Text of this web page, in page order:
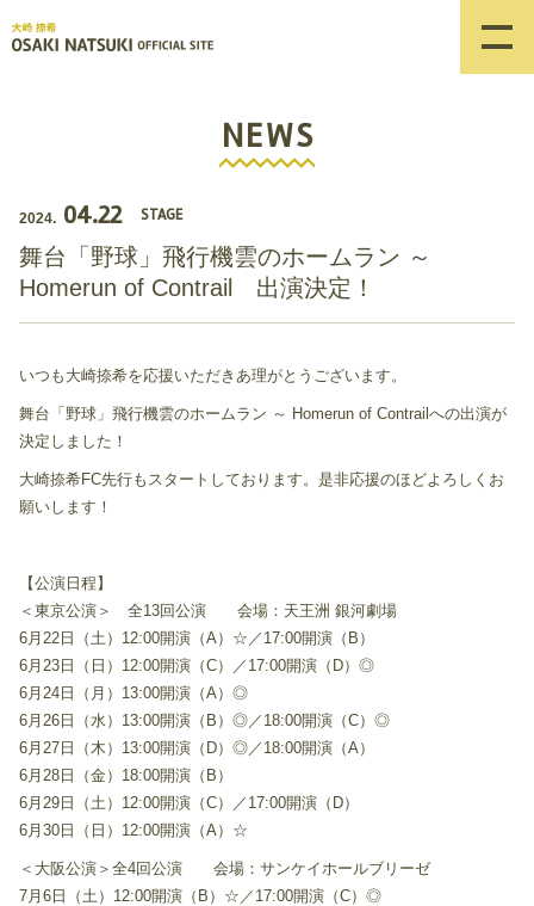
NEWS
2024. 04.22 STAGE
舞台「野球」飛行機雲のホームラン ～
Homerun of Contrail 出演決定！
いつも大崎捺希を応援いただきあ理がとうございます。
舞台「野球」飛行機雲のホームラン ～ Homerun of Contrailへの出演が
決定しました！
大崎捺希FC先行もスタートしております。是非応援のほどよろしくお
願いします！
【公演日程】
＜東京公演＞ 全13回公演 会場：天王洲 銀河劇場
6月22日（土）12:00開演（A）☆／17:00開演（B）
6月23日（日）12:00開演（C）／17:00開演（D）◎
6月24日（月）13:00開演（A）◎
6月26日（水）13:00開演（B）◎／18:00開演（C）◎
6月27日（木）13:00開演（D）◎／18:00開演（A）
6月28日（金）18:00開演（B）
6月29日（土）12:00開演（C）／17:00開演（D）
6月30日（日）12:00開演（A）☆
＜大阪公演＞全4回公演 会場：サンケイホールブリーゼ
7月6日（土）12:00開演（B）☆／17:00開演（C）◎